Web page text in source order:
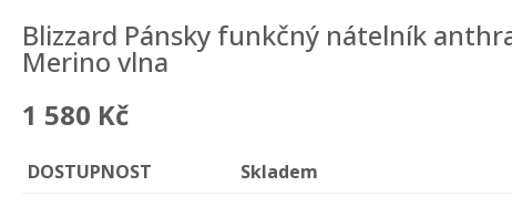
Blizzard Pánsky funkčný nátelník
Merino vlna
1 580 Kč
DOSTUPNOST Skladem